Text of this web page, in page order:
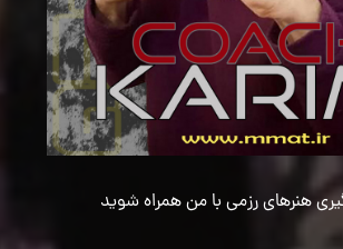
هنرهای رزمی با من همراه شوید